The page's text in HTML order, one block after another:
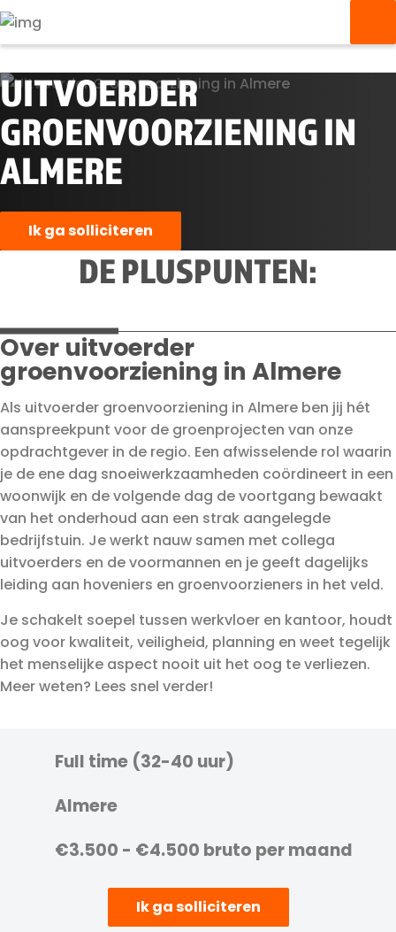
UITVOERDER
GROENVOORZIENING IN
ALMERE
Ik ga solliciteren
DE PLUSPUNTEN:
Over uitvoerder
groenvoorziening in Almere
Als uitvoerder groenvoorziening in Almere ben jij hét
aanspreekpunt voor de groenprojecten van onze
opdrachtgever in de regio. Een afwisselende rol waarin
je de ene dag snoeiwerkzaamheden coördineert in een
woonwijk en de volgende dag de voortgang bewaakt
van het onderhoud aan een strak aangelegde
bedrijfstuin. Je werkt nauw samen met collega
uitvoerders en de voormannen en je geeft dagelijks
leiding aan hoveniers en groenvoorzieners in het veld.
Je schakelt soepel tussen werkvloer en kantoor, houdt
oog voor kwaliteit, veiligheid, planning en weet tegelijk
het menselijke aspect nooit uit het oog te verliezen.
Meer weten? Lees snel verder!
Full time (32-40 uur)
Almere
€3.500 - €4.500 bruto per maand
Ik ga solliciteren